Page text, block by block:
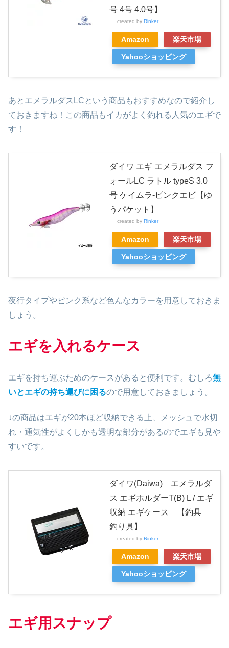
号 4号 4.0号】
created by Rinker
Amazon 楽天市場
Yahooショッピング
あとエメラルダスLCという商品もおすすめなので紹介し
ておきますね！この商品もイカがよく釣れる人気のエギで
す！
ダイワ エギ エメラルダス フ
ォールLC ラトル typeS 3.0
号 ケイムラ-ピンクエビ【ゆ
うパケット】
created by Rinker
Amazon 楽天市場
Yahooショッピング
夜行タイプやピンク系など色んなカラーを用意しておきま
しょう。
エギを入れるケース
エギを持ち運ぶためのケースがあると便利です。むしろ無
いとエギの持ち運びに困るので用意しておきましょう。
↓の商品はエギが20本ほど収納できる上、メッシュで水切
れ・通気性がよくしかも透明な部分があるのでエギも見や
すいです。
ダイワ(Daiwa) エメラルダ
ス エギホルダーT(B) L / エギ
収納 エギケース 【釣具
釣り具】
created by Rinker
Amazon 楽天市場
Yahooショッピング
エギ用スナップ